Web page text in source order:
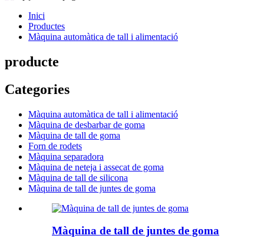
Inici
Productes
Màquina automàtica de tall i alimentació
producte
Categories
Màquina automàtica de tall i alimentació
Màquina de desbarbar de goma
Màquina de tall de goma
Forn de rodets
Màquina separadora
Màquina de neteja i assecat de goma
Màquina de tall de silicona
Màquina de tall de juntes de goma
Màquina de tall de juntes de goma